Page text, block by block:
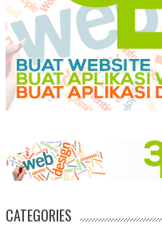
CATEGORIES